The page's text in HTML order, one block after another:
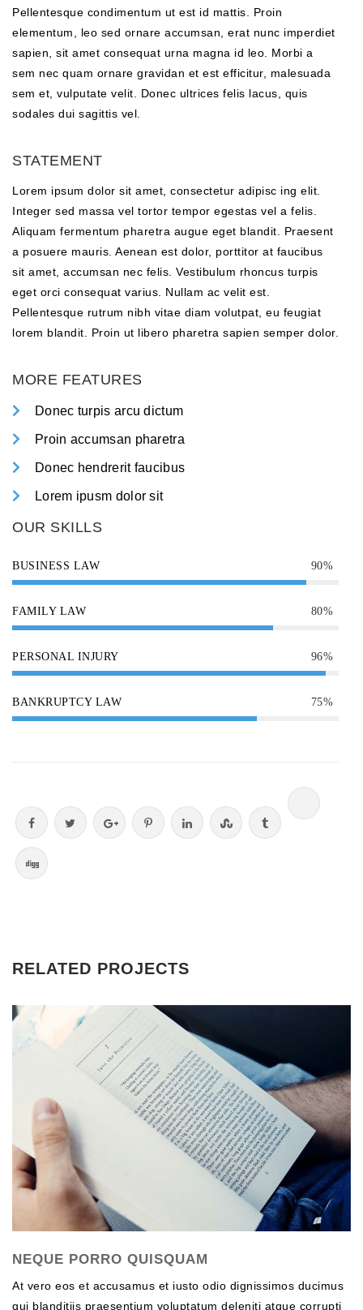
Pellentesque condimentum ut est id mattis. Proin
elementum, leo sed ornare accumsan, erat nunc imperdiet
sapien, sit amet consequat urna magna id leo. Morbi a
sem nec quam ornare gravidan et est efficitur, malesuada
sem et, vulputate velit. Donec ultrices felis lacus, quis
sodales dui sagittis vel.
STATEMENT
Lorem ipsum dolor sit amet, consectetur adipisc ing elit.
Integer sed massa vel tortor tempor egestas vel a felis.
Aliquam fermentum pharetra augue eget blandit. Praesent
a posuere mauris. Aenean est dolor, porttitor at faucibus
sit amet, accumsan nec felis. Vestibulum rhoncus turpis
eget orci consequat varius. Nullam ac velit est.
Pellentesque rutrum nibh vitae diam volutpat, eu feugiat
lorem blandit. Proin ut libero pharetra sapien semper dolor.
MORE FEATURES
Donec turpis arcu dictum
Proin accumsan pharetra
Donec hendrerit faucibus
Lorem ipusm dolor sit
OUR SKILLS
BUSINESS LAW 90%
FAMILY LAW 80%
PERSONAL INJURY 96%
BANKRUPTCY LAW 75%
RELATED PROJECTS
NEQUE PORRO QUISQUAM
At vero eos et accusamus et iusto odio dignissimos ducimus
qui blanditiis praesentium voluptatum deleniti atque corrupti